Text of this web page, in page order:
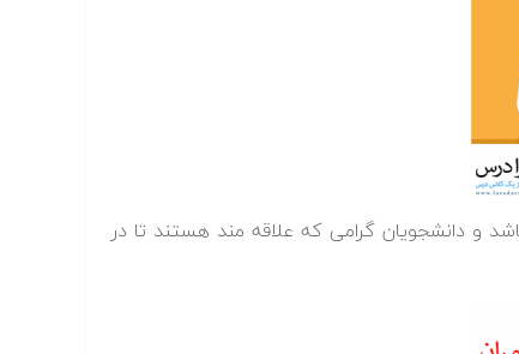
و دانشجویان گرامی که علاقه مند هستند تا در